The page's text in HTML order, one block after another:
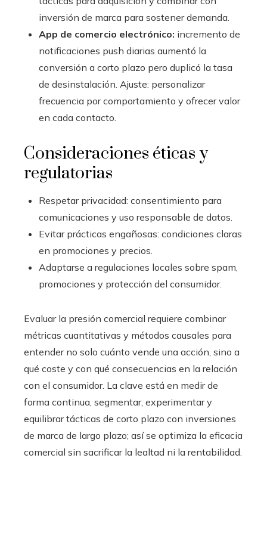
inversión de marca para sostener demanda.
App de comercio electrónico: incremento de
notificaciones push diarias aumentó la
conversión a corto plazo pero duplicó la tasa
de desinstalación. Ajuste: personalizar
frecuencia por comportamiento y ofrecer valor
en cada contacto.
Consideraciones éticas y
regulatorias
Respetar privacidad: consentimiento para
comunicaciones y uso responsable de datos.
Evitar prácticas engañosas: condiciones claras
en promociones y precios.
Adaptarse a regulaciones locales sobre spam,
promociones y protección del consumidor.
Evaluar la presión comercial requiere combinar
métricas cuantitativas y métodos causales para
entender no solo cuánto vende una acción, sino a
qué coste y con qué consecuencias en la relación
con el consumidor. La clave está en medir de
forma continua, segmentar, experimentar y
equilibrar tácticas de corto plazo con inversiones
de marca de largo plazo; así se optimiza la eficacia
comercial sin sacrificar la lealtad ni la rentabilidad.